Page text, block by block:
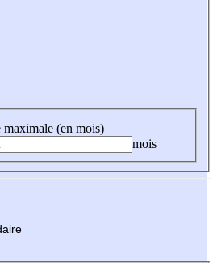
maximale (en mois)
mois